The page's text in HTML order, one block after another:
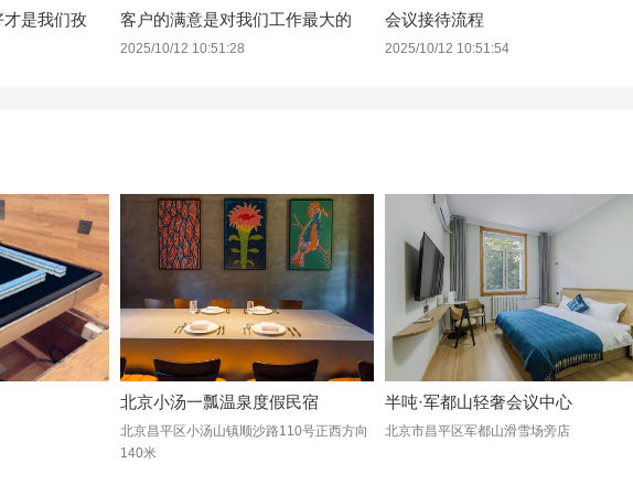
是我们孜 客户的满意是对我们工作最大的
2025/10/12 10:51:28
会议接待流程
2025/10/12 10:51:54
北京小汤一瓢温泉度假民宿
北京昌平区小汤山镇顺沙路110号正西方向
140米
半吨·军都山轻奢会议中心
北京市昌平区军都山滑雪场旁店